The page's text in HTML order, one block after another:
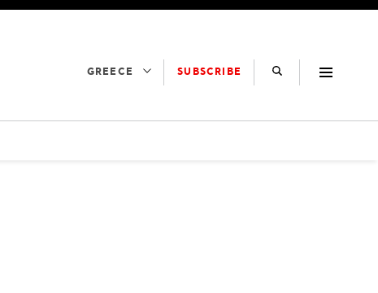
GREECE SUBSCRIBE